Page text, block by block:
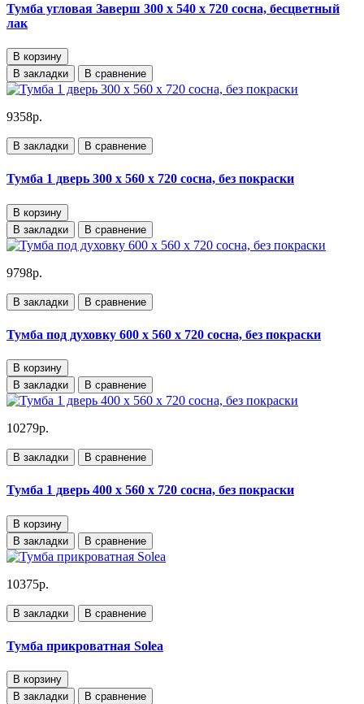
Тумба угловая Заверш 300 х 540 х 720 сосна, бесцветный
лак
В корзину
В закладки
В сравнение
9358р.
В закладки В сравнение
Тумба 1 дверь 300 х 560 х 720 сосна, без покраски
В корзину
В закладки
В сравнение
9798р.
В закладки В сравнение
Тумба под духовку 600 х 560 х 720 сосна, без покраски
В корзину
В закладки
В сравнение
10279р.
В закладки В сравнение
Тумба 1 дверь 400 х 560 х 720 сосна, без покраски
В корзину
В закладки
В сравнение
10375р.
В закладки В сравнение
Тумба прикроватная Solea
В корзину
В закладки
В сравнение